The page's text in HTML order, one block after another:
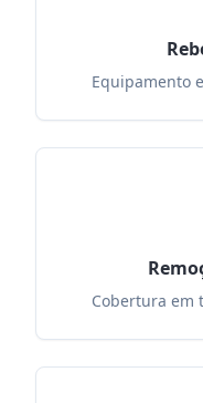
Equipamento
Cobertura em